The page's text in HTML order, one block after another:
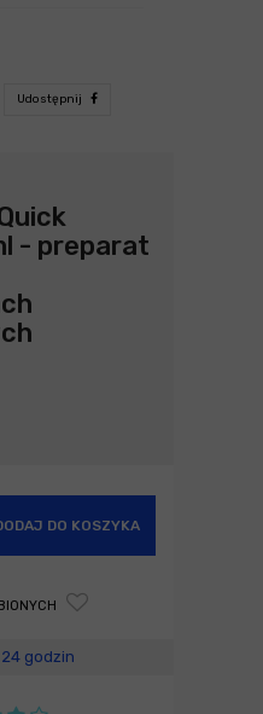
Udostępnij
- preparat
DO KOSZYKA
godzin